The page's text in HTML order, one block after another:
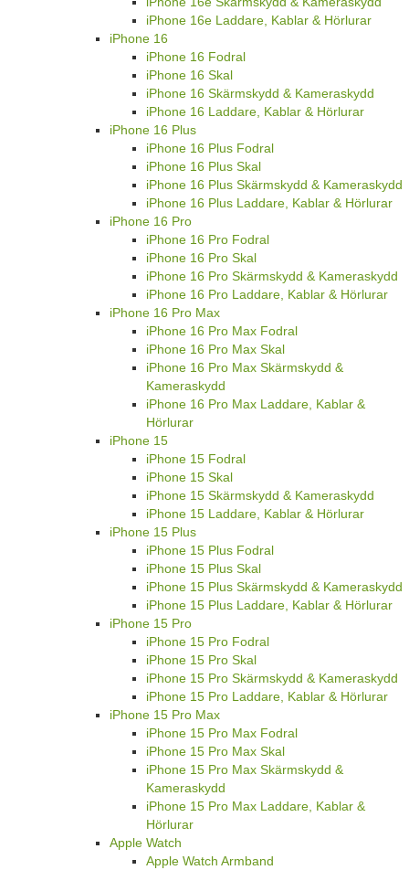
iPhone 16e Laddare, Kablar & Hörlurar
iPhone 16
iPhone 16 Fodral
iPhone 16 Skal
iPhone 16 Skärmskydd & Kameraskydd
iPhone 16 Laddare, Kablar & Hörlurar
iPhone 16 Plus
iPhone 16 Plus Fodral
iPhone 16 Plus Skal
iPhone 16 Plus Skärmskydd & Kameraskydd
iPhone 16 Plus Laddare, Kablar & Hörlurar
iPhone 16 Pro
iPhone 16 Pro Fodral
iPhone 16 Pro Skal
iPhone 16 Pro Skärmskydd & Kameraskydd
iPhone 16 Pro Laddare, Kablar & Hörlurar
iPhone 16 Pro Max
iPhone 16 Pro Max Fodral
iPhone 16 Pro Max Skal
iPhone 16 Pro Max Skärmskydd &
Kameraskydd
iPhone 16 Pro Max Laddare, Kablar &
Hörlurar
iPhone 15
iPhone 15 Fodral
iPhone 15 Skal
iPhone 15 Skärmskydd & Kameraskydd
iPhone 15 Laddare, Kablar & Hörlurar
iPhone 15 Plus
iPhone 15 Plus Fodral
iPhone 15 Plus Skal
iPhone 15 Plus Skärmskydd & Kameraskydd
iPhone 15 Plus Laddare, Kablar & Hörlurar
iPhone 15 Pro
iPhone 15 Pro Fodral
iPhone 15 Pro Skal
iPhone 15 Pro Skärmskydd & Kameraskydd
iPhone 15 Pro Laddare, Kablar & Hörlurar
iPhone 15 Pro Max
iPhone 15 Pro Max Fodral
iPhone 15 Pro Max Skal
iPhone 15 Pro Max Skärmskydd &
Kameraskydd
iPhone 15 Pro Max Laddare, Kablar &
Hörlurar
Apple Watch
Apple Watch Armband